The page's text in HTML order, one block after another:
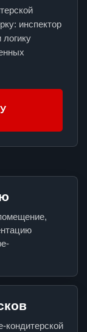
инспектор
логику
кондитерской